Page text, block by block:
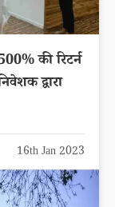
की रिटर्न
द्वारा
16th Jan 2023